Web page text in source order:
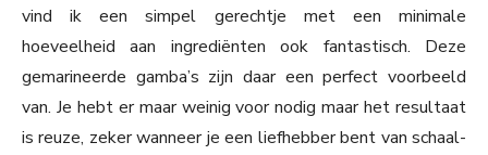
vind ik een simpel gerechtje met een minimale
hoeveelheid aan ingrediënten ook fantastisch. Deze
gemarineerde gamba’s zijn daar een perfect voorbeeld
van. Je hebt er maar weinig voor nodig maar het resultaat
is reuze, zeker wanneer je een liefhebber bent van schaal-